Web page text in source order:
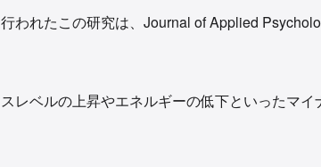
われたこの研究は、Journal of Applied
レベルの上昇やエネルギーの低下といったマ